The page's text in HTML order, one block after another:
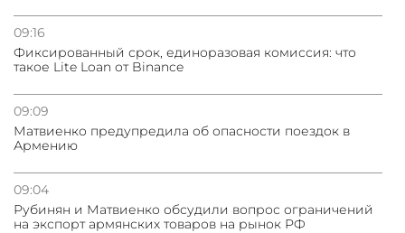
09:16
Фиксированный срок, единоразовая комиссия: что
такое Lite Loan от Binance
09:09
Матвиенко предупредила об опасности поездок в
Армению
09:04
Рубинян и Матвиенко обсудили вопрос ограничений
на экспорт армянских товаров на рынок РФ
31.07.2026
условии прекращения огня